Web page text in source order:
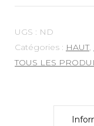
Ichi
UGS : ND
Catégories : HAUT,
TOUS LES